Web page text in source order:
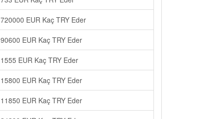
720000 EUR Kaç TRY Eder
90600 EUR Kaç TRY Eder
1555 EUR Kaç TRY Eder
15800 EUR Kaç TRY Eder
11850 EUR Kaç TRY Eder